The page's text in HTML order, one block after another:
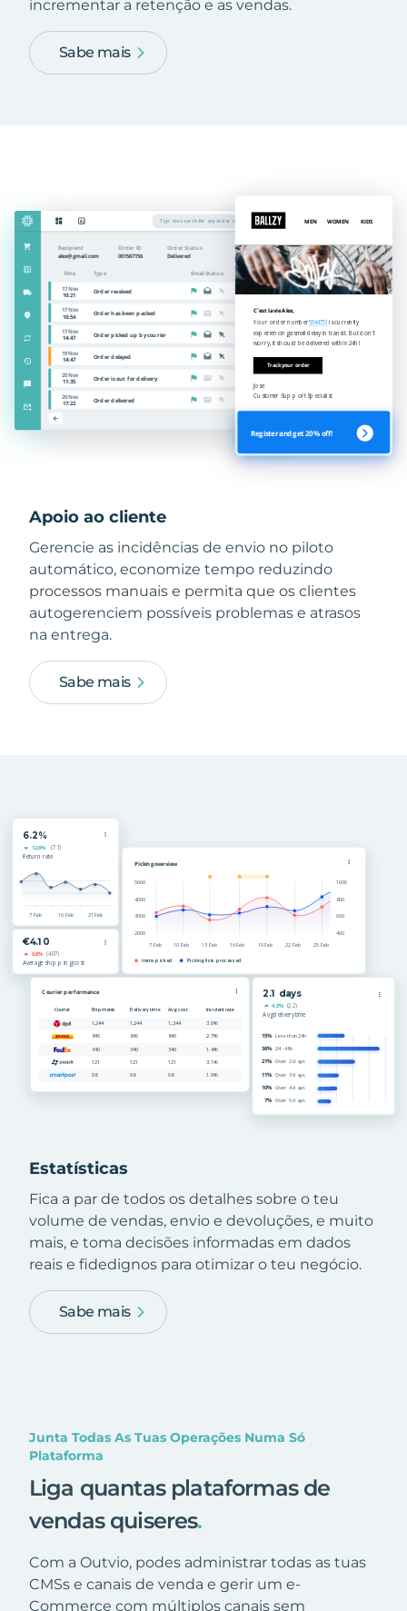
incrementar a retenção e as vendas.
Sabe mais
Apoio ao cliente
Gerencie as incidências de envio no piloto
automático, economize tempo reduzindo
processos manuais e permita que os clientes
autogerenciem possíveis problemas e atrasos
na entrega.
Sabe mais
Estatísticas
Fica a par de todos os detalhes sobre o teu
volume de vendas, envio e devoluções, e muito
mais, e toma decisões informadas em dados
reais e fidedignos para otimizar o teu negócio.
Sabe mais
Junta Todas As Tuas Operações Numa Só
Plataforma
Liga quantas plataformas de
vendas quiseres.
Com a Outvio, podes administrar todas as tuas
CMSs e canais de venda e gerir um e-
Commerce com múltiplos canais sem